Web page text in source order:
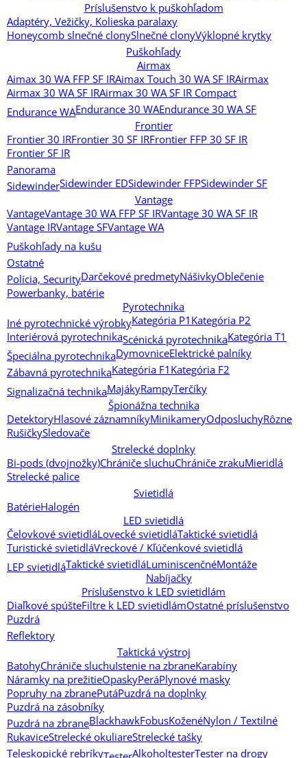
Príslušenstvo k puškohľadom
Adaptéry, Vežičky, Kolieska paralaxy
Honeycomb slnečné clonySlnečné clonyVýklopné krytky
Puškohľady
Airmax
Aimax 30 WA FFP SF IRAimax Touch 30 WA SF IRAirmax
Airmax 30 WA SF IRAirmax 30 WA SF IR Compact
Endurance WAEndurance 30 WAEndurance 30 WA SF
Frontier
Frontier 30 IRFrontier 30 SF IRFrontier FFP 30 SF IR
Frontier SF IR
Panorama
SidewinderSidewinder EDSidewinder FFPSidewinder SF
Vantage
VantageVantage 30 WA FFP SF IRVantage 30 WA SF IR
Vantage IRVantage SFVantage WA
Puškohľady na kušu
Ostatné
Polícia, SecurityDarčekové predmetyNášivkyOblečenie
Powerbanky, batérie
Pyrotechnika
Iné pyrotechnické výrobkyKategória P1 Kategória P2
Interiérová pyrotechnikaScénická pyrotechnikaKategória T1
Špeciálna pyrotechnikaDymovniceElektrické palníky
Zábavná pyrotechnikaKategória F1 Kategória F2
Signalizačná technikaMajákyRampyTerčíky
Špionážna technika
DetektoryHlasové záznamníkyMinikameryOdposluchyRôzne
RušičkySledovače
Strelecké doplnky
Bi-pods (dvojnožky)Chrániče sluchuChrániče zrakuMieridlá
Strelecké palice
Svietidlá
BatérieHalogén
LED svietidlá
Čelovkové svietidláLovecké svietidláTaktické svietidlá
Turistické svietidláVreckové / Kľúčenkové svietidlá
LEP svietidláTaktické svietidláLuminiscenčnéMontáže
Nabíjačky
Príslušenstvo k LED svietidlám
Diaľkové spúšteFiltre k LED svietidlámOstatné príslušenstvo
Puzdrá
Reflektory
Taktická výstroj
BatohyChrániče sluchuIstenie na zbraneKarabíny
Náramky na prežitieOpaskyPeráPlynové masky
Popruhy na zbranePutáPuzdrá na doplnky
Puzdrá na zásobníky
Puzdrá na zbraneBlackhawkFobusKoženéNylon / Textilné
RukaviceStrelecké okuliareStrelecké tašky
Teleskopické rebríky
AlkoholtesterTester na drogy